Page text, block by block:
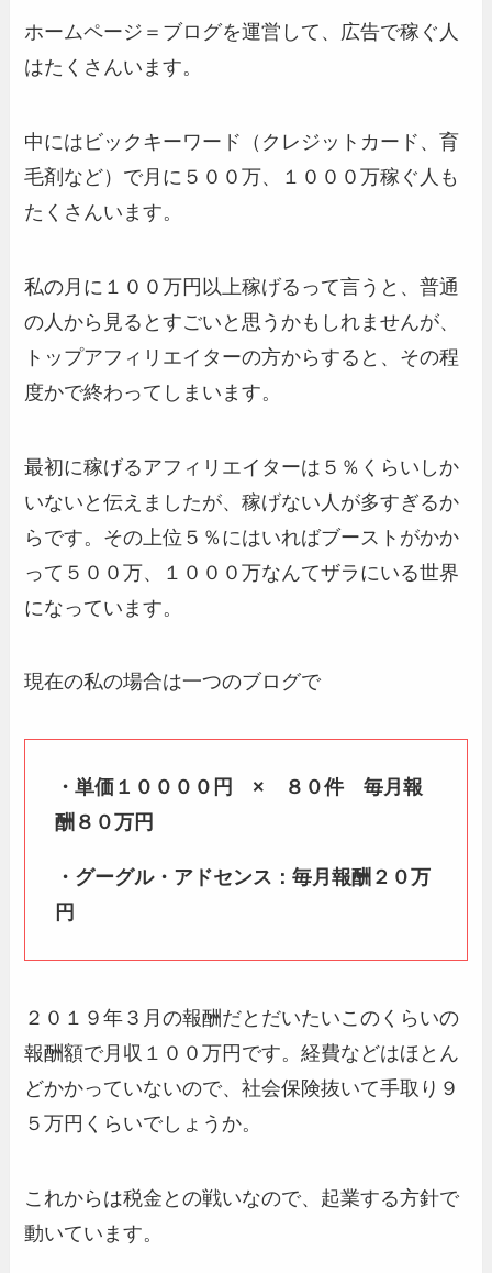
ホームページ＝ブログを運営して、広告で稼ぐ人
はたくさんいます。
中にはビックキーワード（クレジットカード、育
毛剤など）で月に５００万、１０００万稼ぐ人も
たくさんいます。
私の月に１００万円以上稼げるって言うと、普通
の人から見るとすごいと思うかもしれませんが、
トップアフィリエイターの方からすると、その程
度かで終わってしまいます。
最初に稼げるアフィリエイターは５％くらいしか
いないと伝えましたが、稼げない人が多すぎるか
らです。その上位５％にはいればブーストがかか
って５００万、１０００万なんてザラにいる世界
になっています。
現在の私の場合は一つのブログで
・単価１００００円 × ８０件 毎月報
酬８０万円
・グーグル・アドセンス：毎月報酬２０万
円
２０１９年３月の報酬だとだいたいこのくらいの
報酬額で月収１００万円です。経費などはほとん
どかかっていないので、社会保険抜いて手取り９
５万円くらいでしょうか。
これからは税金との戦いなので、起業する方針で
動いています。